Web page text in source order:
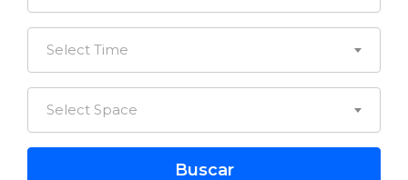
Select Time
Select Space